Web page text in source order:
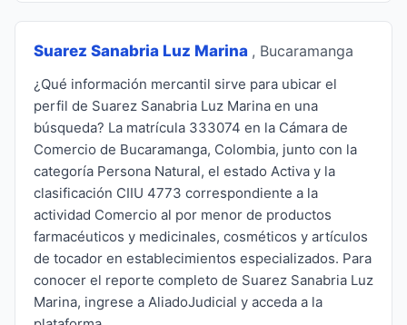
Suarez Sanabria Luz Marina , Bucaramanga
¿Qué información mercantil sirve para ubicar el
perfil de Suarez Sanabria Luz Marina en una
búsqueda? La matrícula 333074 en la Cámara de
Comercio de Bucaramanga, Colombia, junto con la
categoría Persona Natural, el estado Activa y la
clasificación CIIU 4773 correspondiente a la
actividad Comercio al por menor de productos
farmacéuticos y medicinales, cosméticos y artículos
de tocador en establecimientos especializados. Para
conocer el reporte completo de Suarez Sanabria Luz
Marina, ingrese a AliadoJudicial y acceda a la